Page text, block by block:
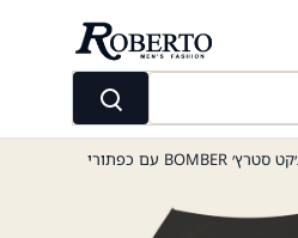
חיפוש
/ ג׳קט סטרץ׳ BOMBER עם כפתורי